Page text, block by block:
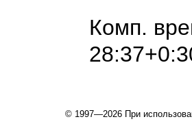
Комп.
© 1997—2026 При